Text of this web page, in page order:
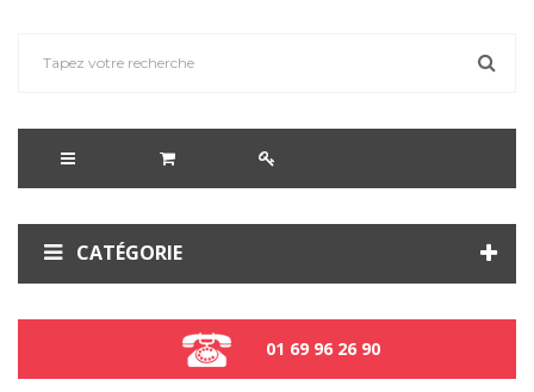
CATÉGORIE
01 69 96 26 90